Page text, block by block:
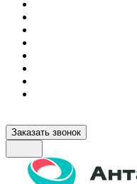
Заказать звонок